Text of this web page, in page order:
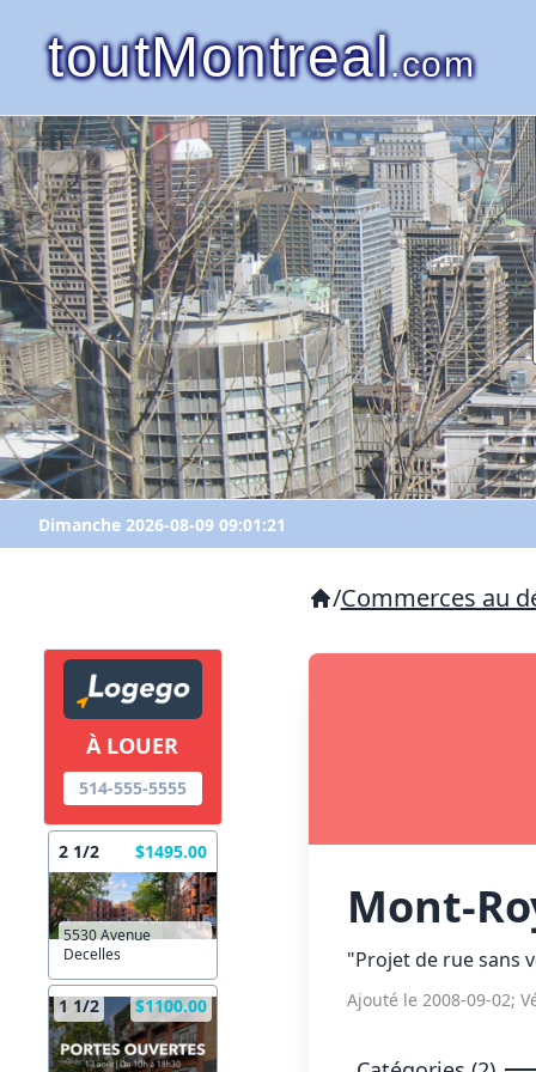
toutMontreal.com
Dimanche 2026-08-09 09:01:21
À LOUER
514-555-5555
2 1/2 $1495.00
5530 Avenue
Decelles
1 1/2 $1100.00
/Commerces au
Mont-
"Projet de rue sans
Ajouté le 2008-09-02;